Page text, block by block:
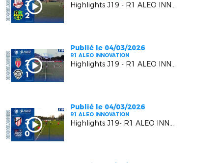
Highlights J19 - R1 ALEO INNOVATION | Luynes S VS US Carqueiranne Crau
Publié le 04/03/2026
R1 ALEO INNOVATION
Highlights J19 - R1 ALEO INNOVATION | AS Monaco FC 2 VS FC Beausoleil
Publié le 04/03/2026
R1 ALEO INNOVATION
Highlights J19- R1 ALEO INNOVATION | AC Vedène Le Pontet VS AS Cagnes Le Cros